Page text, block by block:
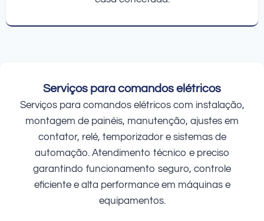
Serviços para comandos elétricos
Serviços para comandos elétricos com instalação,
montagem de painéis, manutenção, ajustes em
contator, relé, temporizador e sistemas de
automação. Atendimento técnico e preciso
garantindo funcionamento seguro, controle
eficiente e alta performance em máquinas e
equipamentos.